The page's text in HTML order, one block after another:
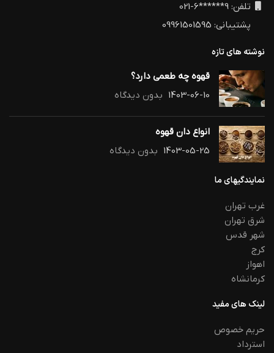
تلفن: 9******6-021
پشتیبانی: 09961501595
نوشته های تازه
قهوه چه طعمی دارد؟
1403-06-10 بدون دیدگاه
انواع دان قهوه
1403-05-25 بدون دیدگاه
نمایندگیهای ما
غرب تهران
شرق تهران
شهر قدس
کرج
اهواز
کرمانشاه
لینک های مفید
حریم خصوص
استرداد